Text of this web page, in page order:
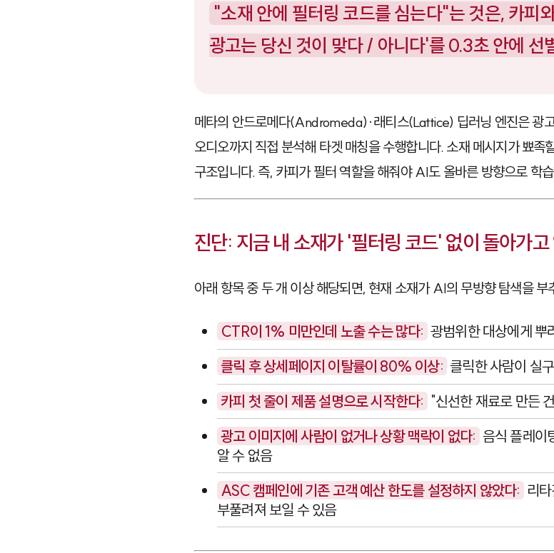
"소재 안에 필터링 코드를 심는다"는 것은, 카피
광고는 당신 것이 맞다 / 아니다'를 0.3초 안에 선
메타의 안드로메다(Andromeda)·래티스(Lattice) 딥러닝 엔진은 광
오디오까지 직접 분석해 타겟 매칭을 수행합니다. 소재 메시지가 뾰
구조입니다. 즉, 카피가 필터 역할을 해줘야 AI도 올바른 방향으로 학
진단: 지금 내 소재가 '필터링 코드' 없이 돌아가
아래 항목 중 두 개 이상 해당되면, 현재 소재가 AI의 무방향 탐색을 부
CTR이 1% 미만인데 노출 수는 많다: 광범위한 대상에게 뿌
클릭 후 상세페이지 이탈률이 80% 이상: 클릭한 사람이 실
카피 첫 줄이 제품 설명으로 시작한다: "신선한 재료로 만든
광고 이미지에 사람이 없거나 상황 맥락이 없다: 음식 플레이
알 수 없음
ASC 캠페인에 기존 고객 예산 한도를 설정하지 않았다: 리
부풀려져 보일 수 있음